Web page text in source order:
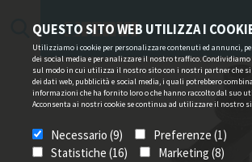
QUESTO SITO WEB UTILIZZA I
Utilizziamo i cookie per personalizzare contenuti ed annunci,
dei social media e per analizzare il nostro traffico.
sul modo in cui utilizza il nostro sito con i nostri partner che si
dei dati web, pubblicità e social media, i quali potrebbero
informazioni che ha fornito loro o che hanno raccolto dal suo
Acconsenta ai nostri cookie se continua ad utilizzare il nostro
Necessario (9)
Preferenze (1)
Statistiche (16)
Marketing (8)